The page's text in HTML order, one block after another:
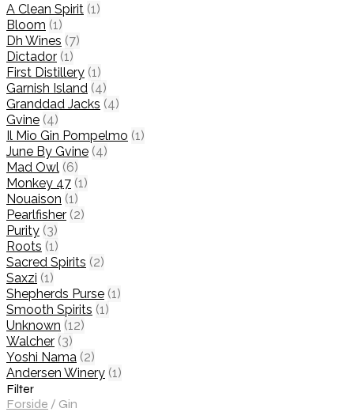
A Clean Spirit (1)
Bloom (1)
Dh Wines (7)
Dictador (1)
First Distillery (1)
Garnish Island (4)
Granddad Jacks (4)
Gvine (4)
Il Mio Gin Pompelmo (1)
June By Gvine (4)
Mad Owl (6)
Monkey 47 (1)
Nouaison (1)
Pearlfisher (2)
Purity (3)
Roots (1)
Sacred Spirits (2)
Saxzi (1)
Shepherds Purse (1)
Smooth Spirits (1)
Unknown (12)
Walcher (3)
Yoshi Nama (2)
Andersen Winery (1)
Filter
Forside / Gin